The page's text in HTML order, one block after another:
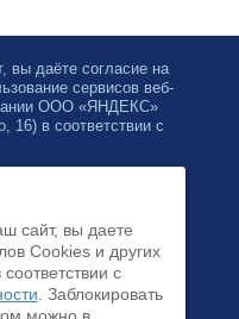
вы даёте согласие на
сервисов веб-
ООО «ЯНДЕКС»
16) в соответствии с
сайт, вы даете
Cookies и других
с
. Заблокировать